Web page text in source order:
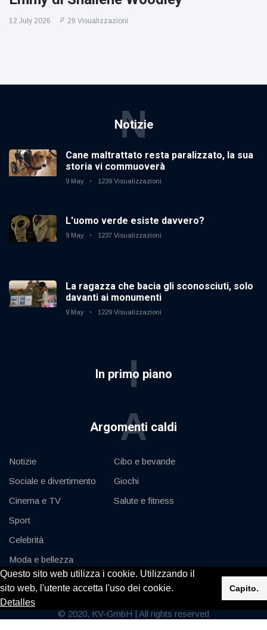
Questo sito web utilizza i cookie. Utilizzando il
sito web, l'utente accetta l'uso dei cookie.
Detalles
Capito.
12 July 2026 29 Visualizzazioni
Notizie
N
Cane maltrattato resta paralizzato, la sua
storia vi commuoverà
9 May 1239 Visualizzazioni
L'uomo verde esiste davvero?
9 May 1237 Visualizzazioni
La ragazza che bacia gli sconosciuti, solo
davanti ai monumenti
9 May 1229 Visualizzazioni
In primo piano
I
Argomenti caldi
A
Notizie
Sociale e divertimento
Cinema e TV
Sport
Celebrità
Moda e bellezza
Auto e motore
Cibo e bevande
Giochi
Salute e fitness
© 2020, KV-GmbH | All rights reserved